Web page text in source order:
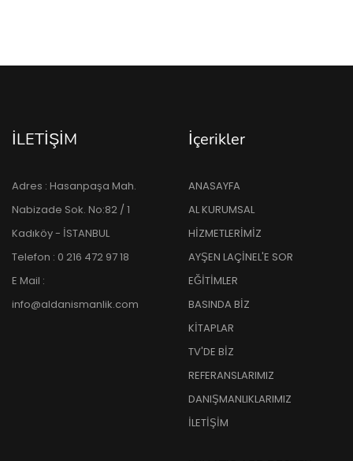
İLETİŞİM
Adres : Hasanpaşa Mah.
Nabizade Sok. No:82 / 1
Kadıköy - İSTANBUL
Telefon : 0 216 472 97 18
E Mail :
info@aldanismanlik.com
İçerikler
ANASAYFA
AL KURUMSAL
HİZMETLERİMİZ
AYŞEN LAÇİNEL'E SOR
EĞİTİMLER
BASINDA BİZ
KİTAPLAR
TV'DE BİZ
REFERANSLARIMIZ
DANIŞMANLIKLARIMIZ
İLETİŞİM